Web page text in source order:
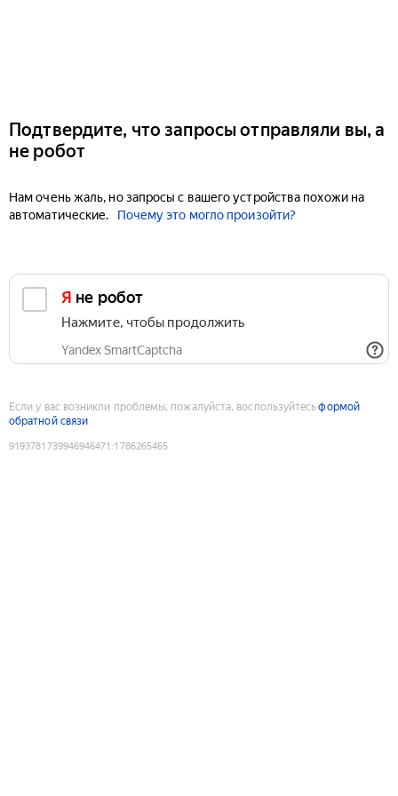
Подтвердите, что запросы отправляли вы, а
не робот
Нам очень жаль, но запросы с вашего устройства похожи на
автоматические.
Почему это могло произойти?
Я не робот
Нажмите, чтобы продолжить
Yandex SmartCaptcha
Если у вас возникли проблемы, пожалуйста, воспользуйтесьформой
обратной связи
9193781739946946471 :1786265465